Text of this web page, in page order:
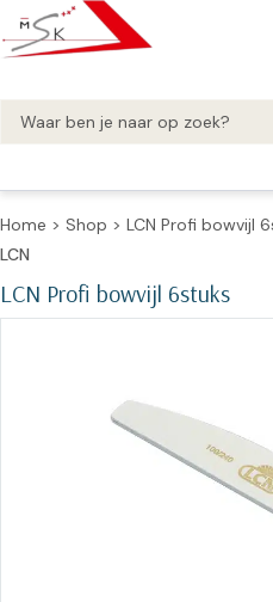
Home > Shop > LCN Profi bowvijl
LCN Profi bowvijl 6stuks
LCN